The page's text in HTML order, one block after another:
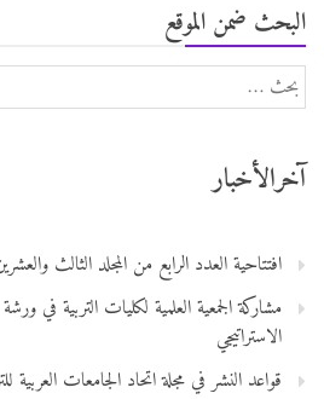
البحث ضمن الموقع
البحث
عن:
آخرالأخبار
افتتاحية العدد الرابع من المجلد الثالث
مشاركة الجمعية العلمية لكليات التربية في
الاستراتيجي
قواعد النشر في مجلة اتحاد الجامعات العربية